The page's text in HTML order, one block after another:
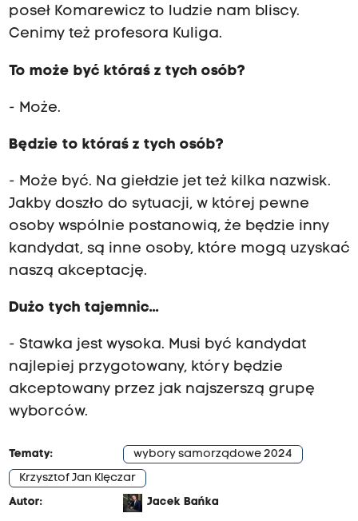
poseł Komarewicz to ludzie nam bliscy.
Cenimy też profesora Kuliga.
To może być któraś z tych osób?
- Może.
Będzie to któraś z tych osób?
- Może być. Na giełdzie jet też kilka nazwisk.
Jakby doszło do sytuacji, w której pewne
osoby wspólnie postanowią, że będzie inny
kandydat, są inne osoby, które mogą uzyskać
naszą akceptację.
Dużo tych tajemnic...
- Stawka jest wysoka. Musi być kandydat
najlepiej przygotowany, który będzie
akceptowany przez jak najszerszą grupę
wyborców.
Tematy:
wybory samorządowe 2024
Krzysztof Jan Klęczar
Autor:
Jacek Bańka